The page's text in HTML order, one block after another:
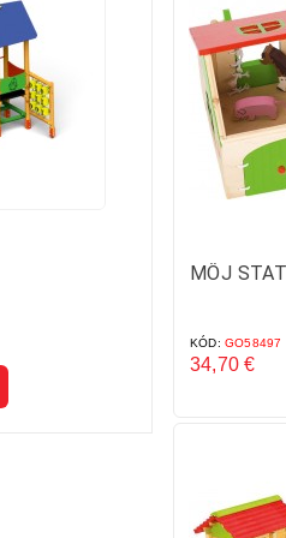
Základná
MÔJ
KÓD: GO58497
34,70 €